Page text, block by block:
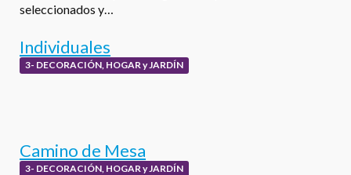
seleccionados y…
Individuales
3- DECORACIÓN, HOGAR y JARDÍN
Camino de Mesa
3- DECORACIÓN, HOGAR y JARDÍN